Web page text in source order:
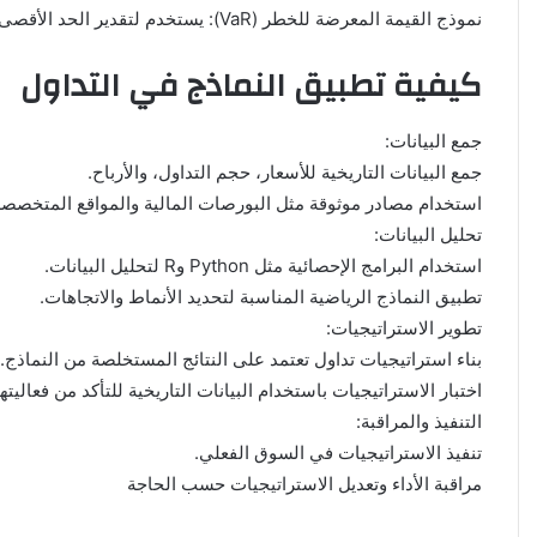
نموذج القيمة المعرضة للخطر (VaR): يستخدم لتقدير الحد الأقصى للخسارة المحتملة خلال فترة زمنية معينة بمستوى ثقة محدد.
كيفية تطبيق النماذج في التداول
جمع البيانات:
جمع البيانات التاريخية للأسعار، حجم التداول، والأرباح.
استخدام مصادر موثوقة مثل البورصات المالية والمواقع
تحليل البيانات:
استخدام البرامج الإحصائية مثل Python وR لتحليل البيانات.
تطبيق النماذج الرياضية المناسبة لتحديد الأنماط والاتجاهات.
تطوير الاستراتيجيات:
بناء استراتيجيات تداول تعتمد على النتائج المستخلصة من النماذج.
اختبار الاستراتيجيات باستخدام البيانات التاريخية للتأكد من
التنفيذ والمراقبة:
تنفيذ الاستراتيجيات في السوق الفعلي.
مراقبة الأداء وتعديل الاستراتيجيات حسب الحاجة